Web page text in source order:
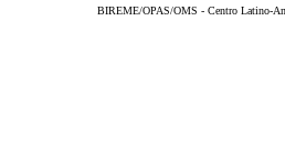
BIREME/OPAS/OMS - Centro Latino-